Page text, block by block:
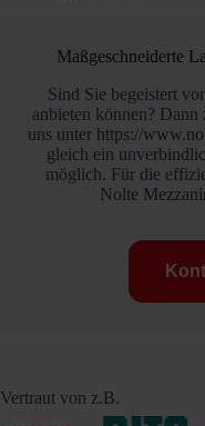
Maßgeschneiderte
Sind Sie begeistert
anbieten können?
uns unter https://
gleich ein
möglich. Für die
Nolte
Vertraut von z.B.